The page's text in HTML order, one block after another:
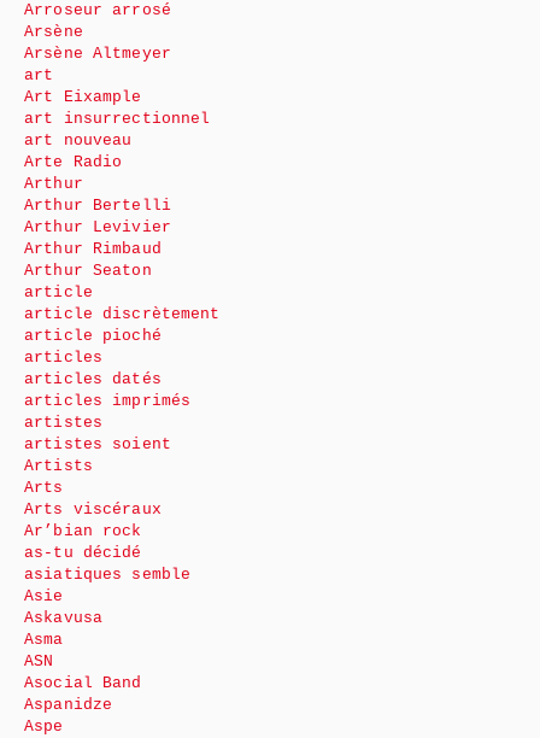
Arroseur arrosé
Arsène
Arsène Altmeyer
art
Art Eixample
art insurrectionnel
art nouveau
Arte Radio
Arthur
Arthur Bertelli
Arthur Levivier
Arthur Rimbaud
Arthur Seaton
article
article discrètement
article pioché
articles
articles datés
articles imprimés
artistes
artistes soient
Artists
Arts
Arts viscéraux
Ar’bian rock
as-tu décidé
asiatiques semble
Asie
Askavusa
Asma
ASN
Asocial Band
Aspanidze
Aspe